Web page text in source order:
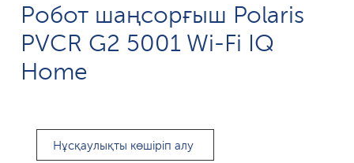
Робот шаңсорғыш Polaris
PVCR G2 5001 Wi-Fi IQ
Home
Нұсқаулықты көшіріп алу